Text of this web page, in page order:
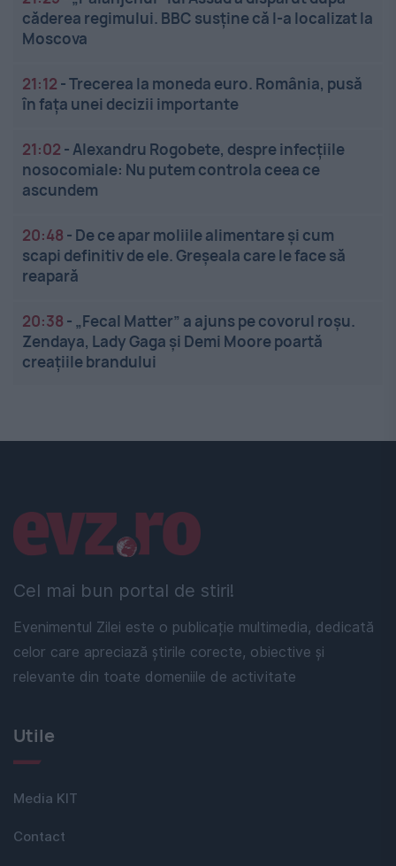
căderea regimului. BBC susține că l-a localizat la
Moscova
21:12 -Trecerea la moneda euro. România, pusă
în fața unei decizii importante
21:02 -Alexandru Rogobete, despre infecțiile
nosocomiale: Nu putem controla ceea ce
ascundem
20:48 - De ce apar moliile alimentare și cum
scapi definitiv de ele. Greșeala care le face să
reapară
20:38 - „Fecal Matter” a ajuns pe covorul roșu.
Zendaya, Lady Gaga și Demi Moore poartă
creațiile brandului
Cel mai bun portal de stiri!
Evenimentul Zilei este o publicație multimedia, dedicată
celor care apreciază știrile corecte, obiective și
relevante din toate domeniile de activitate
Linkuri utile
Utile
Media KIT
Contact